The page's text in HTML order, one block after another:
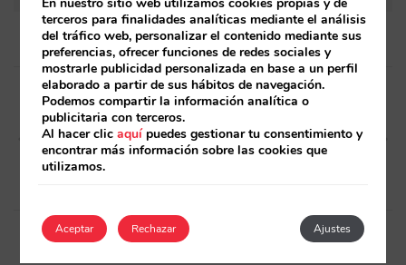
Post
navigation
Artículo anterior
Tasa Turística de Baleares:
Desde ahora tu web cuenta
con el sistema más completo
Artículo siguiente
Nuevo informe mensual:
Demanda, conversión y
terceros para finalidades analíticas mediante el análisis
del tráfico web, personalizar el contenido mediante sus
preferencias, ofrecer funciones de redes sociales y
mostrarle publicidad personalizada en base a un perfil
elaborado a partir de sus hábitos de navegación.
Podemos compartir la información analítica o
publicitaria con terceros.
Al hacer clicaquípuedes gestionar tu consentimiento y
encontrar más información sobre las cookies que
utilizamos.
Aceptar Ajustes
Rechazar